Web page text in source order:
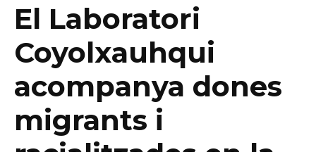
El Laboratori
Coyolxauhqui
acompanya dones
migrants i